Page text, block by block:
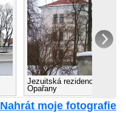
Jezuitská rezidence-léčebna:
Opařany
Nahrát moje fotografie